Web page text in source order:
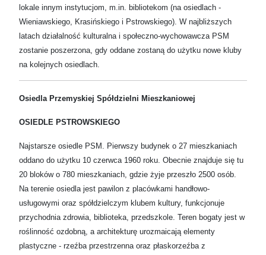
lokale innym instytucjom, m.in. bibliotekom (na osiedlach -
Wieniawskiego, Krasińskiego i Pstrowskiego). W najbliższych
latach działalność kulturalna i społeczno-wychowawcza PSM
zostanie poszerzona, gdy oddane zostaną do użytku nowe kluby
na kolejnych osiedlach.
Osiedla Przemyskiej Spółdzielni Mieszkaniowej
OSIEDLE PSTROWSKIEGO
Najstarsze osiedle PSM. Pierwszy budynek o 27 mieszkaniach
oddano do użytku 10 czerwca 1960 roku. Obecnie znajduje się tu
20 bloków o 780 mieszkaniach, gdzie żyje przeszło 2500 osób.
Na terenie osiedla jest pawilon z placówkami handłowo-
usługowymi oraz spółdzielczym klubem kultury, funkcjonuje
przychodnia zdrowia, biblioteka, przedszkole. Teren bogaty jest w
roślinność ozdobną, a architekturę urozmaicają elementy
plastyczne - rzeźba przestrzenna oraz płaskorzeźba z